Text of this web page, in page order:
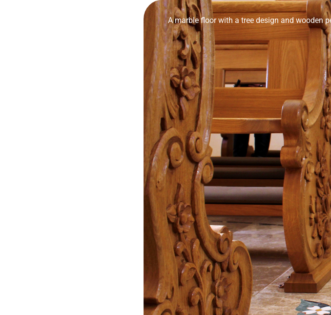
A marble floor with a tree design and wooden